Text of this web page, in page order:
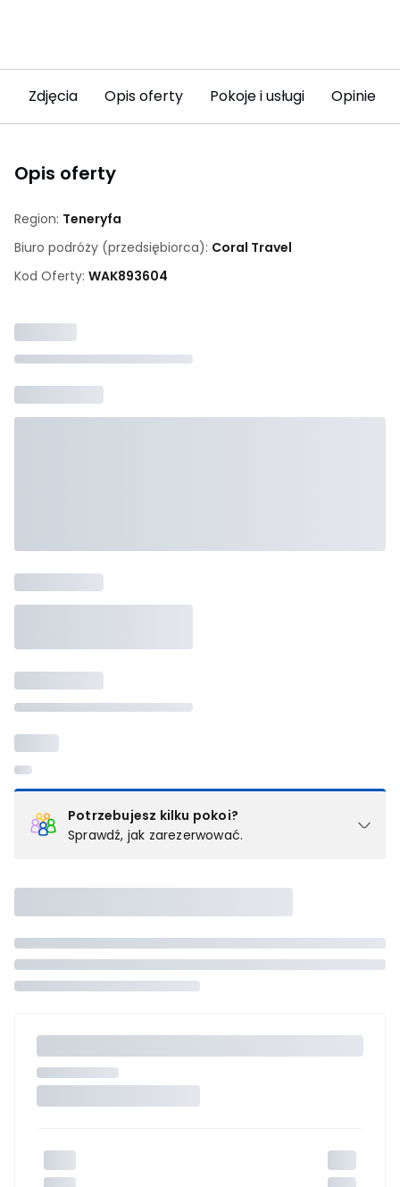
Zdjęcia Opis oferty Pokoje i usługi Opinie
Opis oferty
Region: Teneryfa
Biuro podróży (przedsiębiorca): Coral Travel
Kod Oferty: WAK893604
Potrzebujesz kilku pokoi?
Sprawdź, jak zarezerwować.
pokoju (lub apartamencie, willi itd.). Wybierz jedną z ofert z listy
i zarezerwuj ją. Zrób oddzielne rezerwacje dla każdego
kolejnego pokoju lubskontaktuj się z nami,by złożyć
zamówienie u naszego doradcy.
Maksymalna liczba uczestników
maksymalny limit dla 1 pokoju.